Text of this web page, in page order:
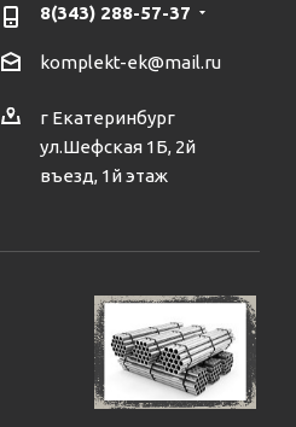
8(343) 288-57-37
komplekt-ek@mail.ru
г Екатеринбург
ул.Шефская 1Б, 2й
въезд, 1й этаж